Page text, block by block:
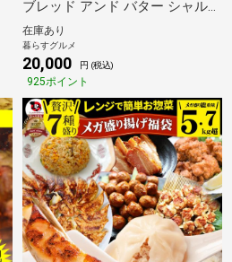
ブレッド アンド バター シャルド
ネ 750ml 6本 セット［常温］【3
～4営業日以内に出荷】[W] アメ
リカ 白ワイン白 お誕生日 お祝い
[常温][3～4営業日以内に出荷][W]
倉庫A
在庫あり
暮らすグルメ
20,000 円 (税込)
925ポイント